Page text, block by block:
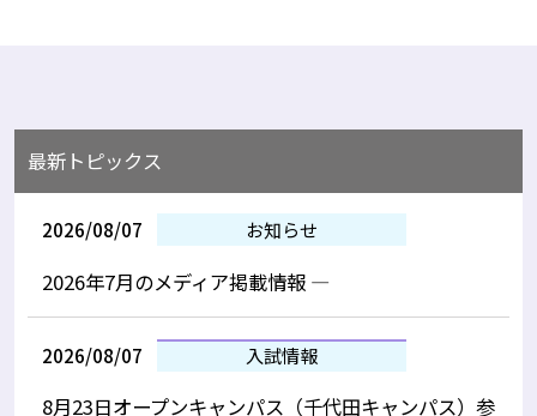
最新トピックス
2026/08/07 お知らせ
2026年7月のメディア掲載情報 —
2026/08/07 入試情報
8月23日オープンキャンパス（千代田キャンパス）参